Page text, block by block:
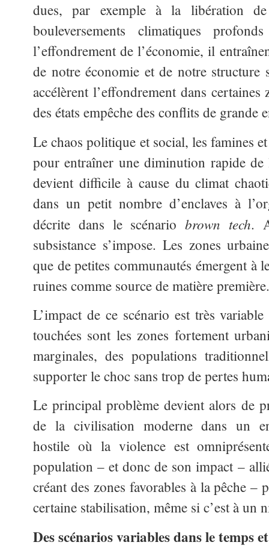
dues, par exemple à la libération de
bouleversements climatiques
l’effondrement de l’économie, il
de notre économie et de notre structure
accélèrent l’effondrement dans certaines
des états empêche des conflits de grande
Le chaos politique et social, les famines
pour entraîner une diminution rapide
devient difficile à cause du climat
dans un petit nombre d’enclaves à
décrite dans le scénariobrown tech.
subsistance s’impose. Les zones
que de petites communautés émergent à
ruines comme source de matière première.
L’impact de ce scénario est très
touchées sont les zones fortement
marginales, des populations
supporter le choc sans trop de pertes
Le principal problème devient alors de
de la civilisation moderne dans un
hostile où la violence est
population – et donc de son impact –
créant des zones favorables à la pêche –
certaine stabilisation, même si c’est à un
Des scénarios variables dans le temps